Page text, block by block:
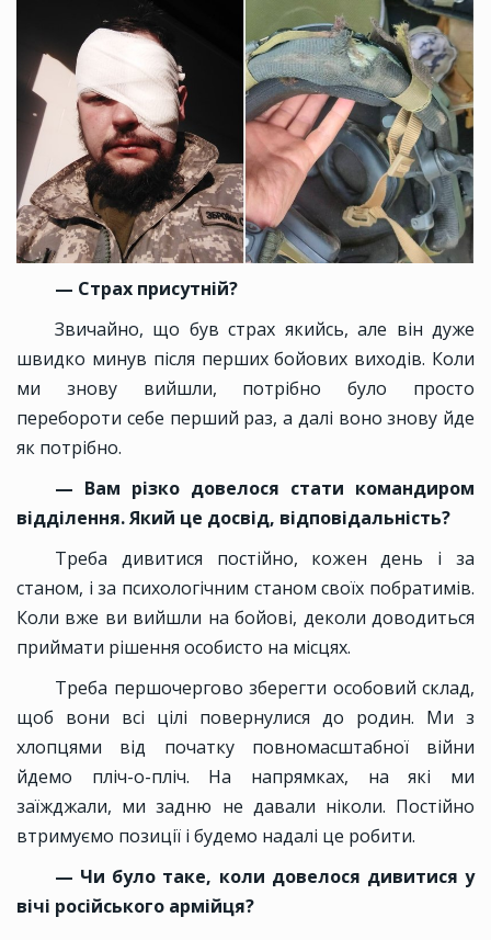
— Страх присутній?
Звичайно, що був страх якийсь, але він дуже
швидко минув після перших бойових виходів. Коли
ми знову вийшли, потрібно було просто
перебороти себе перший раз, а далі воно знову йде
як потрібно.
— Вам різко довелося стати командиром
відділення. Який це досвід, відповідальність?
Треба дивитися постійно, кожен день і за
станом, і за психологічним станом своїх побратимів.
Коли вже ви вийшли на бойові, деколи доводиться
приймати рішення особисто на місцях.
Треба першочергово зберегти особовий склад,
щоб вони всі цілі повернулися до родин. Ми з
хлопцями від початку повномасштабної війни
йдемо пліч-о-пліч. На напрямках, на які ми
заїжджали, ми задню не давали ніколи. Постійно
втримуємо позиції і будемо надалі це робити.
— Чи було таке, коли довелося дивитися у
вічі російського армійця?